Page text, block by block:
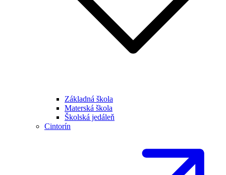
Základná škola
Materská škola
Školská jedáleň
Cintorín